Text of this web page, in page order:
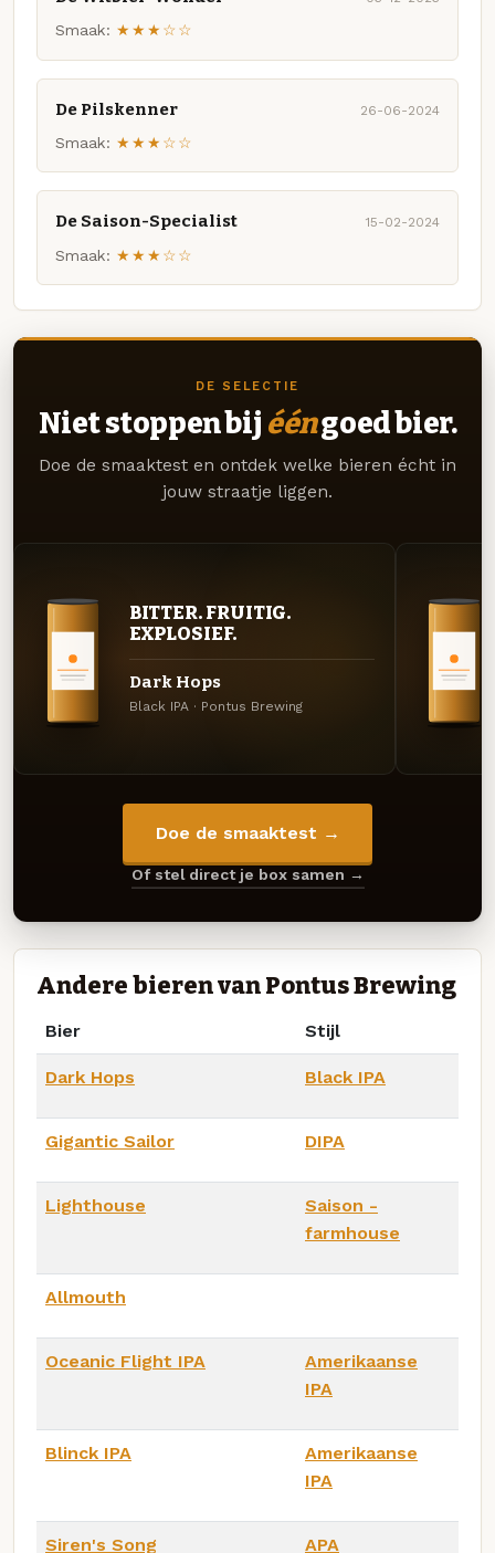
Smaak: ★★★☆☆
De Pilskenner 26-06-2024
Smaak: ★★★☆☆
De Saison-Specialist 15-02-2024
Smaak: ★★★☆☆
DE SELECTIE
Niet stoppen bij ééngoed bier.
Doe de smaaktest en ontdek welke bieren écht in
jouw straatje liggen.
BITTER. FRUITIG.
EXPLOSIEF.
Dark Hops
Black IPA · Pontus Brewing
Doe de smaaktest →
Of stel direct je box samen →
Andere bieren van Pontus Brewing
Bier Stijl
Dark Hops Black IPA
Gigantic Sailor DIPA
Lighthouse
Saison -
farmhouse
Allmouth
Oceanic Flight IPA
Amerikaanse
IPA
Blinck IPA
Amerikaanse
IPA
Siren's Song APA